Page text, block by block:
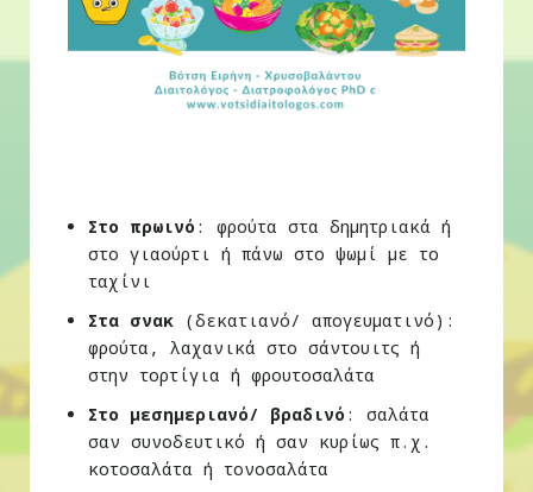
Στο πρωινό : φρούτα στα δημητριακά ή
στο γιαούρτι ή πάνω στο ψωμί με το
ταχίνι
Στα σνακ (δεκατιανό/ απογευματινό):
φρούτα, λαχανικά στο σάντουιτς ή
στην τορτίγια ή φρουτοσαλάτα
Στο μεσημεριανό/ βραδινό : σαλάτα
σαν συνοδευτικό ή σαν κυρίως π.χ.
κοτοσαλάτα ή τονοσαλάτα